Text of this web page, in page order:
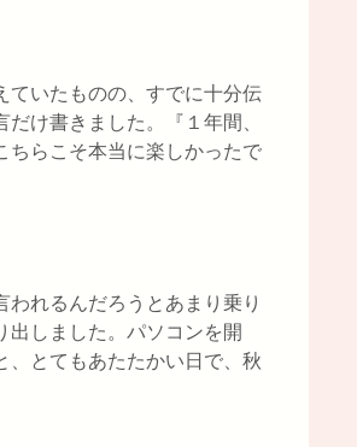
ていたものの、すでに十分伝
け書きました。『１年間、
らこそ本当に楽しかったで
れるんだろうとあまり乗り
出しました。パソコンを開
、とてもあたたかい日で、秋